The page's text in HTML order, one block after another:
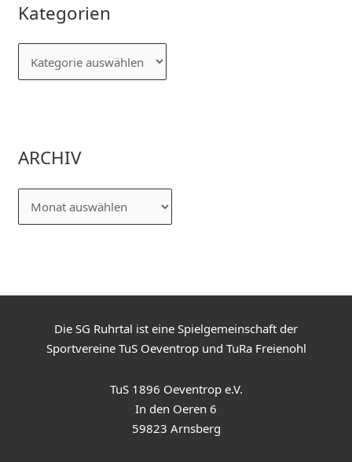
Kategorien
ARCHIV
Die SG Ruhrtal ist eine Spielgemeinschaft der
Sportvereine TuS Oeventrop und TuRa Freienohl
TuS 1896 Oeventrop e.V.
In den Oeren 6
59823 Arnsberg